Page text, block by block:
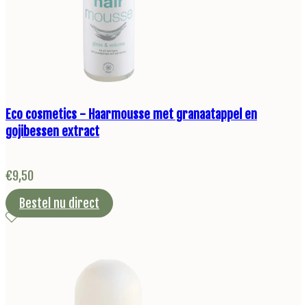
Eco cosmetics - Haarmousse met granaatappel en
gojibessen extract
€9,50
Bestel nu direct